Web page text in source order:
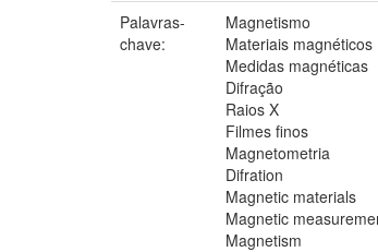
Palavras-
chave:
Magnetismo
Materiais magnéticos
Medidas magnéticas
Difração
Raios X
Filmes finos
Magnetometria
Difration
Magnetic materials
Magnetic
Magnetism